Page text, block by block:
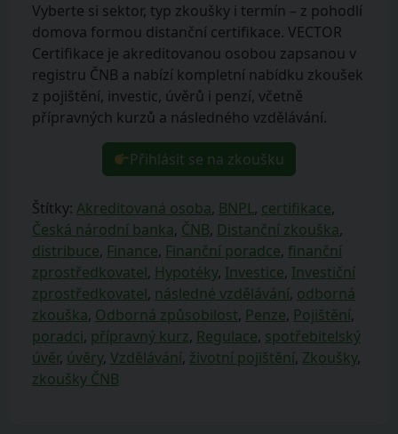
Vyberte si sektor, typ zkoušky i termín – z pohodlí
domova formou distanční certifikace. VECTOR
Certifikace je akreditovanou osobou zapsanou v
registru ČNB a nabízí kompletní nabídku zkoušek
z pojištění, investic, úvěrů i penzí, včetně
přípravných kurzů a následného vzdělávání.
Přihlásit se na zkoušku
Štítky: Akreditovaná osoba, BNPL, certifikace,
Česká národní banka, ČNB, Distanční zkouška,
distribuce, Finance, Finanční poradce, finanční
zprostředkovatel, Hypotéky, Investice, Investiční
zprostředkovatel, následné vzdělávání, odborná
zkouška, Odborná způsobilost, Penze, Pojištění,
poradci, přípravný kurz, Regulace, spotřebitelský
úvěr, úvěry, Vzdělávání, životní pojištění, Zkoušky,
zkoušky ČNB